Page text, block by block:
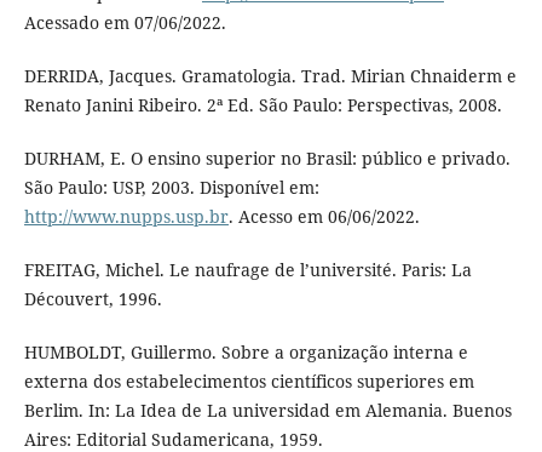
Acessado em 07/06/2022.
DERRIDA, Jacques. Gramatologia. Trad. Mirian Chnaiderm e
Renato Janini Ribeiro. 2ª Ed. São Paulo: Perspectivas, 2008.
DURHAM, E. O ensino superior no Brasil: público e privado.
São Paulo: USP, 2003. Disponível em:
http://www.nupps.usp.br. Acesso em 06/06/2022.
FREITAG, Michel. Le naufrage de l’université. Paris: La
Découvert, 1996.
HUMBOLDT, Guillermo. Sobre a organização interna e
externa dos estabelecimentos científicos superiores em
Berlim. In: La Idea de La universidad em Alemania. Buenos
Aires: Editorial Sudamericana, 1959.